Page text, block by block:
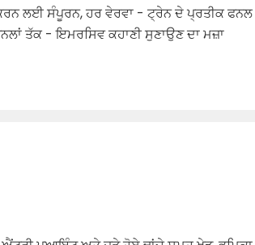
ਲਈ ਸੰਪੂਰਨ, ਹਰ ਵੇਰਵਾ - ਟ੍ਰੇਨ ਦੇ ਪ੍ਰਤੀਕ ਫਨਲ
ਤੱਕ - ਇਮਰਸਿਵ ਕਹਾਣੀ ਸੁਣਾਉਣ ਦਾ ਮਜ਼ਾ